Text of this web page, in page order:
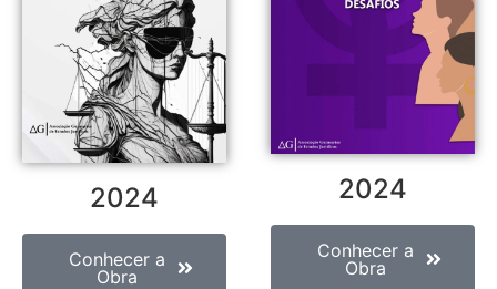
2024
Conhecer a
Obra
2024
Conhecer a
Obra